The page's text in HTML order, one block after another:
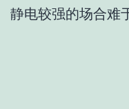
静电较强的场合难